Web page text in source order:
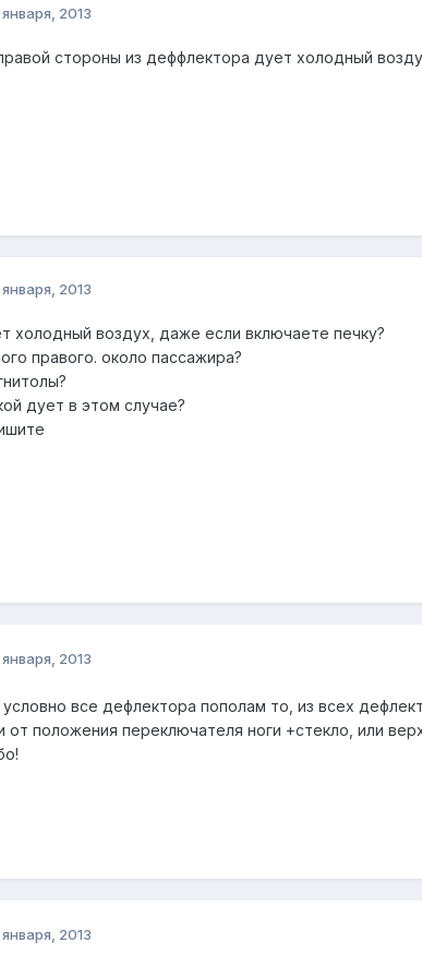
января, 2013
стороны из деффлектора дует холодный
января, 2013
холодный воздух, даже если включаете печку?
правого. около пассажира?
дует в этом случае?
2013
все дефлектора пополам то, из всех
от положения переключателя ноги +стекло, или
2013